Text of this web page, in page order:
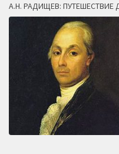
А.Н. РАДИЩЕВ: